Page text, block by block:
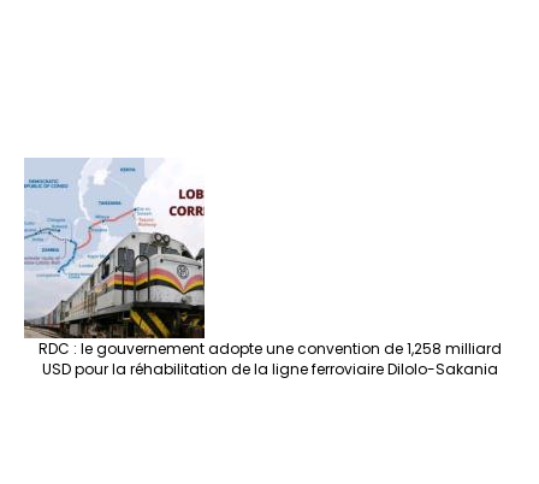
RDC : le gouvernement adopte une convention de 1,258 milliard
USD pour la réhabilitation de la ligne ferroviaire Dilolo-Sakania